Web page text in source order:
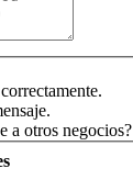
a otros negocios?